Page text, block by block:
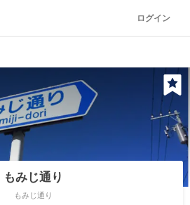
ログイン
もみじ通り
もみじ通り